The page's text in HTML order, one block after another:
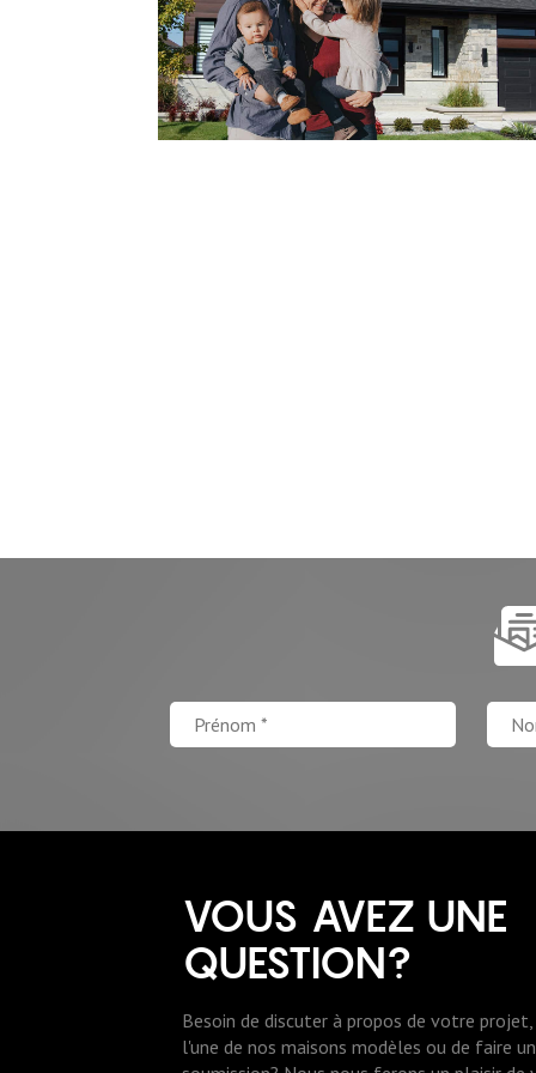
VOUS AVEZ UNE
QUESTION?
Besoin de discuter à propos de votre
l'une de nos maisons modèles ou de faire